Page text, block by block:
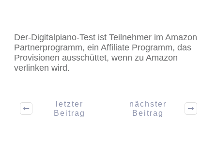
Der-Digitalpiano-Test ist Teilnehmer im Amazon
Partnerprogramm, ein Affiliate Programm, das
Provisionen ausschüttet, wenn zu Amazon
verlinken wird.
letzter
Beitrag
nächster
Beitrag